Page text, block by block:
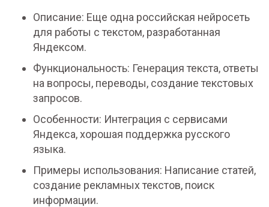
Описание: Еще одна российская нейросеть
для работы с текстом, разработанная
Яндексом.
Функциональность: Генерация текста, ответы
на вопросы, переводы, создание текстовых
запросов.
Особенности: Интеграция с сервисами
Яндекса, хорошая поддержка русского
языка.
Примеры использования: Написание статей,
создание рекламных текстов, поиск
информации.